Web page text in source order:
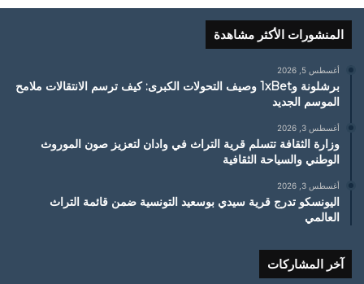
المنشورات الأكثر مشاهدة
أغسطس 5, 2026
برشلونة و1xBet وصيف التحولات الكبرى: كيف ترسم الانتقالات ملامح
الموسم الجديد
أغسطس 3, 2026
وزارة الثقافة تتسلم قرية التراث في وادان لتعزيز صون الموروث
الوطني والسياحة الثقافية
أغسطس 3, 2026
اليونسكو تدرج قرية سيدي بوسعيد التونسية ضمن قائمة التراث
العالمي
آخر المشاركات